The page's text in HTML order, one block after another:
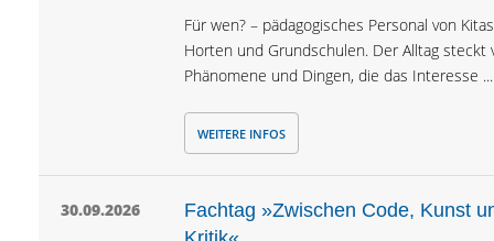
Für wen? – pädagogisches Personal von
Horten und Grundschulen. Der Alltag steckt
Phänomene und Dingen, die das Interesse ...
WEITERE INFOS
30.09.2026
Fachtag »Zwischen Code, Kunst